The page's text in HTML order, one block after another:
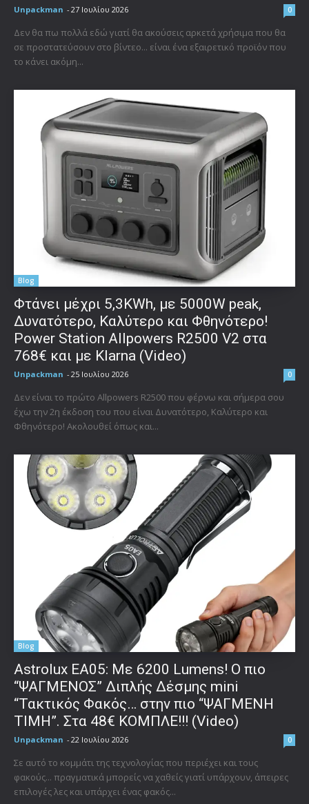
Unpackman - 27 Ιουλίου 2026 0
Δεν θα πω πολλά εδώ γιατί θα ακούσεις αρκετά χρήσιμα που θα
σε προστατεύσουν στο βίντεο... είναι ένα εξαιρετικό προϊόν που
το κάνει ακόμη...
Blog
Φτάνει μέχρι 5,3KWh, με 5000W peak,
Δυνατότερο, Καλύτερο και Φθηνότερο!
Power Station Allpowers R2500 V2 στα
768€ και με Klarna (Video)
Unpackman - 25 Ιουλίου 2026 0
Δεν είναι το πρώτο Allpowers R2500 που φέρνω και σήμερα σου
έχω την 2η έκδοση του που είναι Δυνατότερο, Καλύτερο και
Φθηνότερο! Ακολουθεί όπως και...
Blog
Astrolux ΕΑ05: Με 6200 Lumens! Ο πιο
“ΨΑΓΜΕΝΟΣ” Διπλής Δέσμης mini
“Τακτικός Φακός… στην πιο “ΨΑΓΜΕΝΗ
ΤΙΜΗ”. Στα 48€ ΚΟΜΠΛΕ!!! (Video)
Unpackman - 22 Ιουλίου 2026 0
Σε αυτό το κομμάτι της τεχνολογίας που περιέχει και τους
φακούς... πραγματικά μπορείς να χαθείς γιατί υπάρχουν, άπειρες
επιλογές λες και υπάρχει ένας φακός...